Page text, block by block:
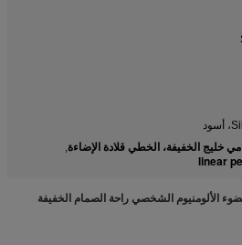
خليج الخفيفة، الخطي قلادة الإضاءة,
linear
درجة عكس الضوء الألومنيوم الشخصي راحة الصمام الخفيفة